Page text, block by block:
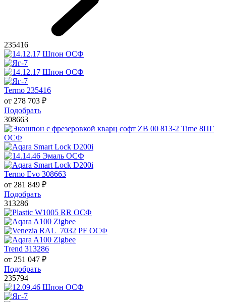
235416
Termo 235416
от 278 703 ₽
Подобрать
308663
Termo Evo 308663
от 281 849 ₽
Подобрать
313286
Trend 313286
от 251 047 ₽
Подобрать
235794